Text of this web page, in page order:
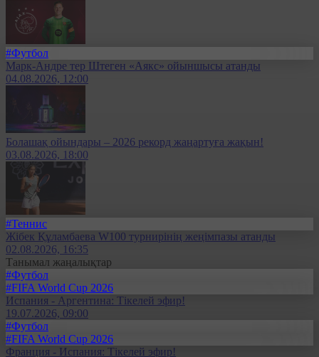
#Футбол
Марк-Андре тер Штеген «Аякс» ойыншысы атанды
04.08.2026, 12:00
Болашақ ойындары – 2026 рекорд жаңартуға жақын!
03.08.2026, 18:00
#Теннис
Жібек Құламбаева W100 турнирінің жеңімпазы атанды
02.08.2026, 16:35
Танымал жаңалықтар
#Футбол
#FIFA World Cup 2026
Испания - Аргентина: Тікелей эфир!
19.07.2026, 09:00
#Футбол
#FIFA World Cup 2026
Франция - Испания: Тікелей эфир!